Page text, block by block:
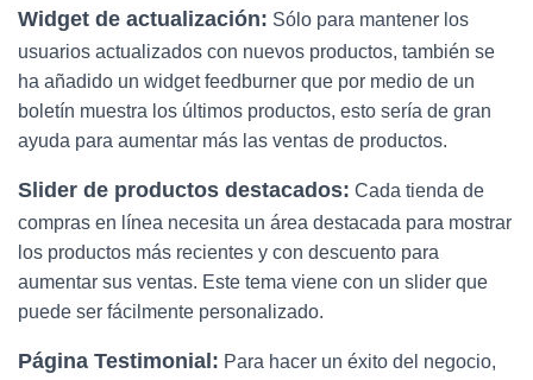
Widget de actualización: Sólo para mantener los
usuarios actualizados con nuevos productos, también se
ha añadido un widget feedburner que por medio de un
boletín muestra los últimos productos, esto sería de gran
ayuda para aumentar más las ventas de productos.
Slider de productos destacados: Cada tienda de
compras en línea necesita un área destacada para mostrar
los productos más recientes y con descuento para
aumentar sus ventas. Este tema viene con un slider que
puede ser fácilmente personalizado.
Página Testimonial: Para hacer un éxito del negocio,